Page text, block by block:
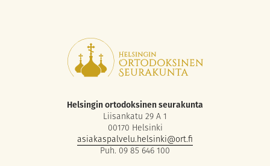
Helsingin ortodoksinen seurakunta
Liisankatu 29 A 1
00170 Helsinki
asiakaspalvelu.helsinki@ort.fi
Puh. 09 85 646 100